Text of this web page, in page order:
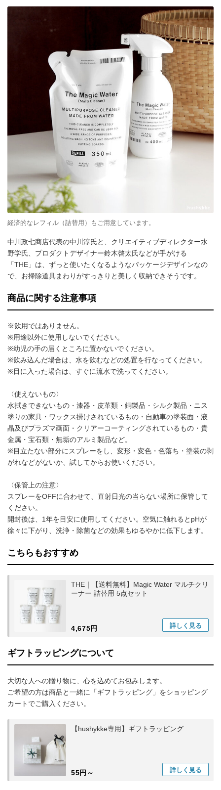
経済的なレフィル（詰替用）もご用意しています。
中川政七商店代表の中川淳氏と、クリエイティブディレクター水
野学氏、プロダクトデザイナー鈴木啓太氏などが手がける
「THE」は、ずっと使いたくなるようなパッケージデザインなの
で、お掃除道具まわりがすっきりと美しく収納できそうです。
商品に関する注意事項
※飲用ではありません。
※用途以外に使用しないでください。
※幼児の手の届くところに置かないでください。
※飲み込んだ場合は、水を飲むなどの処置を行なってください。
※目に入った場合は、すぐに流水で洗ってください。
〈使えないもの〉
水拭きできないもの・漆器・皮革類・銅製品・シルク製品・ニス
塗りの家具・ワックス掛けされているもの・自動車の塗装面・液
晶及びプラズマ画面・クリアーコーティングされているもの・貴
金属・宝石類・無垢のアルミ製品など。
※目立たない部分にスプレーをし、変形・変色・色落ち・塗装の剥
がれなどがないか、試してからお使いください。
〈保管上の注意〉
スプレーをOFFに合わせて、直射日光の当らない場所に保管して
ください。
開封後は、1年を目安に使用してください。空気に触れるとpHが
徐々に下がり、洗浄・除菌などの効果もゆるやかに低下します。
こちらもおすすめ
THE｜【送料無料】Magic Water マルチクリ
ーナー 詰替用 5点セット
4,675円 詳しく 見る
ギフトラッピングについて
大切な人への贈り物に、心を込めてお包みします。
ご希望の方は商品と一緒に「ギフトラッピング」をショッピング
カートでご購入ください。
【hushykke専用】ギフトラッピング
55円～ 詳しく 見る